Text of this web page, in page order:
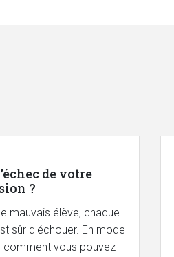
de votre
?
mauvais élève, chaque
sûr d'échouer. En mode
comment vous pouvez